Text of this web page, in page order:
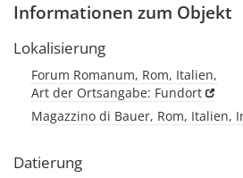
Informationen zum Objekt
Lokalisierung
Forum Romanum, Rom, Italien,
Art der Ortsangabe: Fundort
Magazzino di Bauer, Rom, Italien,
Datierung